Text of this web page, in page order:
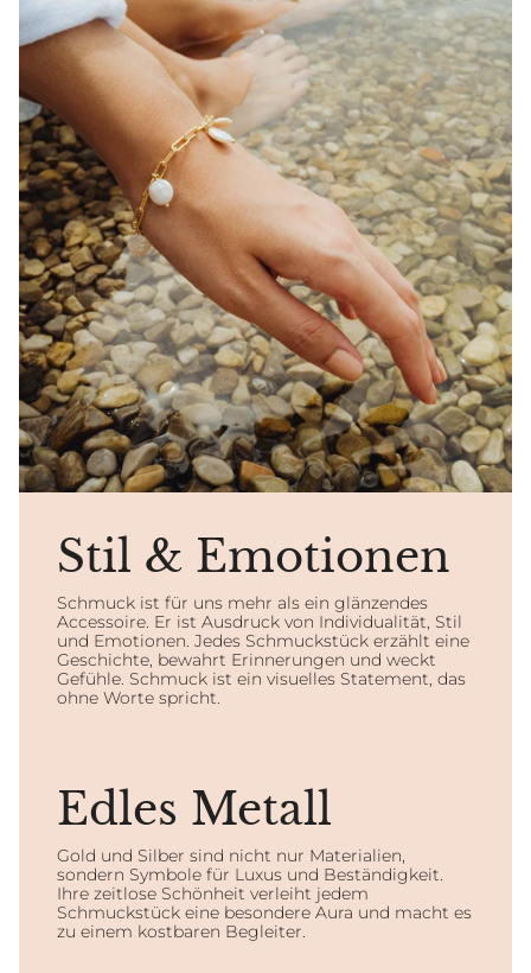
Stil & Emotionen
Schmuck ist für uns mehr als ein glänzendes
Accessoire. Er ist Ausdruck von Individualität, Stil
und Emotionen. Jedes Schmuckstück erzählt eine
Geschichte, bewahrt Erinnerungen und weckt
Gefühle. Schmuck ist ein visuelles Statement, das
ohne Worte spricht.
Edles Metall
Gold und Silber sind nicht nur Materialien,
sondern Symbole für Luxus und Beständigkeit.
Ihre zeitlose Schönheit verleiht jedem
Schmuckstück eine besondere Aura und macht es
zu einem kostbaren Begleiter.